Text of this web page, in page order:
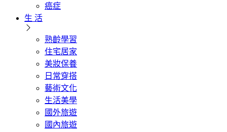
癌症
生 活
熟齡學習
住宅居家
美妝保養
日常穿搭
藝術文化
生活美學
國外旅遊
國內旅遊